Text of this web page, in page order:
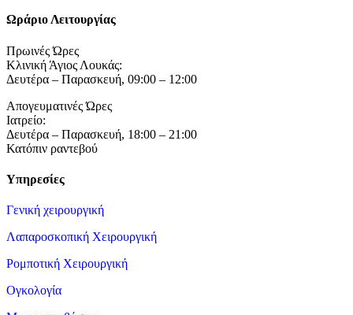
Ωράριο Λειτουργίας
Πρωινές Ώρες
Κλινική Άγιος Λουκάς:
Δευτέρα – Παρασκευή, 09:00 – 12:00
Απογευματινές Ώρες
Ιατρείο:
Δευτέρα – Παρασκευή, 18:00 – 21:00
Κατόπιν ραντεβού
Υπηρεσίες
Γενική χειρουργική
Λαπαροσκοπική Χειρουργική
Ρομποτική Χειρουργική
Ογκολογία